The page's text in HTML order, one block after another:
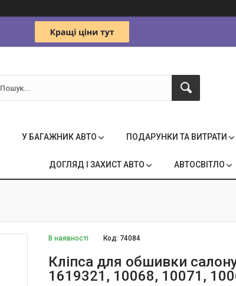
У БАГАЖНИК АВТО ПОДАРУНКИ ТА ВИТРАТИ
ДОГЛЯД І ЗАХИСТ АВТО АВТОСВІТЛО
В наявності Код: 74084
Кліпса для обшивки
1619321, 10068, 10071,